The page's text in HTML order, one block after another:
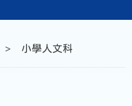
> 小學人文科